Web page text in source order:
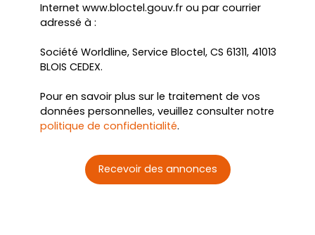
Internet www.bloctel.gouv.fr ou par courrier
adressé à :
Société Worldline, Service Bloctel, CS 61311, 41013
BLOIS CEDEX.
Pour en savoir plus sur le traitement de vos
données personnelles, veuillez consulter notre
politique de confidentialité.
Recevoir des annonces